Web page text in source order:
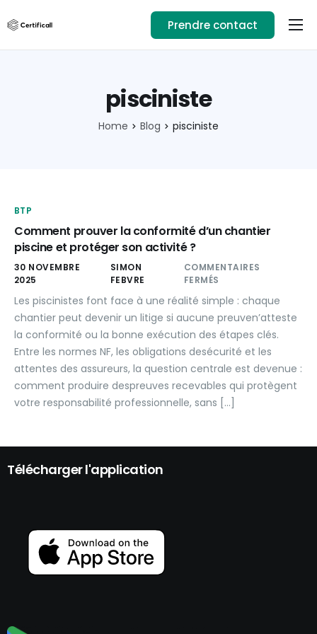
Usages
Téléchargez l’app
Prendre contact
pisciniste
Home Blog pisciniste
BTP
Comment prouver la conformité d’un chantier
piscine et protéger son activité ?
30 NOVEMBRE
2025
SIMON
FEBVRE
COMMENTAIRES
FERMÉS
Les piscinistes font face à une réalité simple : chaque
chantier peut devenir un litige si aucune preuven’atteste
la conformité ou la bonne exécution des étapes clés.
Entre les normes NF, les obligations desécurité et les
attentes des assureurs, la question centrale est devenue :
comment produire despreuves recevables qui protègent
votre responsabilité professionnelle, sans […]
Télécharger l'application